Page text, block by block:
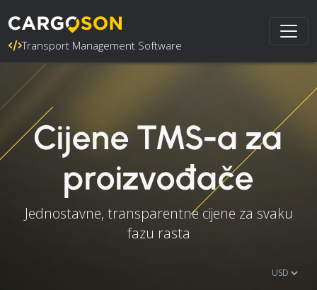
Transport Management Software
Cijene TMS-a za
proizvođače
Jednostavne, transparentne cijene za svaku
fazu rasta